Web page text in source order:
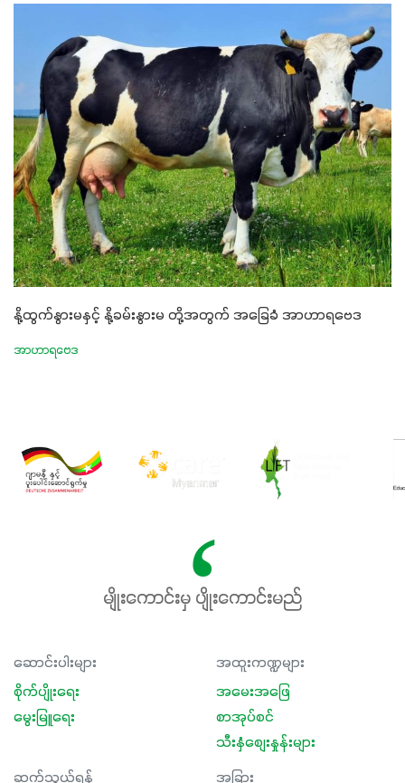
နို့ထွက်နွားမနှင့် နို့ခမ်းနွားမ တို့အတွက် အခြေခံ အာဟာရဗေဒ
အာဟာရဗေဒ
မျိုးကောင်းမှ ပျိုးကောင်းမည်
ဆောင်းပါးများ
စိုက်ပျိုးရေး
မွေးမြူရေး
အထူးကဏ္ဍများ
အမေးအဖြေ
စာအုပ်စင်
သီးနှံစျေးနှုန်းများ
ဆက်သွယ်ရန်
အခြား